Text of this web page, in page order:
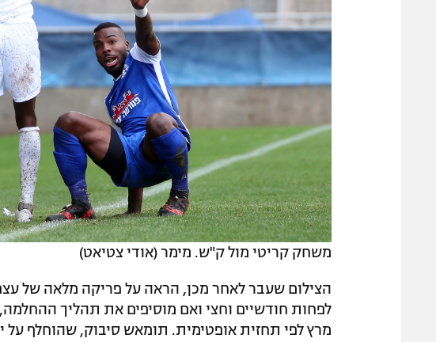
משחק קריטי מול ק"ש. מימר (אודי צטיאט)
הצילום שעבר לאחר מכן, הראה על פריקה מלאה של
לפחות חודשיים וחצי ואם מוסיפים את תהליך
מרץ לפי תחזית אופטימית. תומאש סיבוק, שהוחלף על